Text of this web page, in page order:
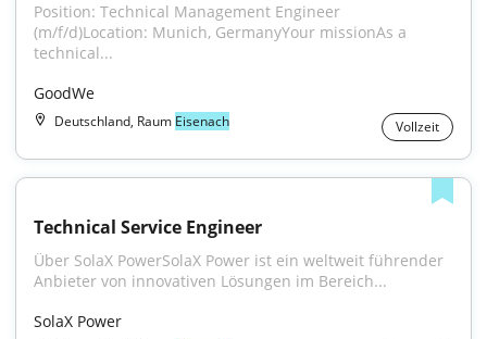
Position: Technical Management Engineer
(m/f/d)Location: Munich, GermanyYour missionAs a
technical...
GoodWe
Deutschland, Raum Eisenach Vollzeit
Technical Service Engineer
Über SolaX PowerSolaX Power ist ein weltweit führender
Anbieter von innovativen Lösungen im Bereich...
SolaX Power